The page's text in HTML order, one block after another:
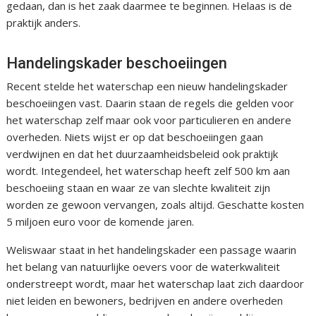
gedaan, dan is het zaak daarmee te beginnen. Helaas is de
praktijk anders.
Handelingskader beschoeiingen
Recent stelde het waterschap een nieuw handelingskader
beschoeiingen vast. Daarin staan de regels die gelden voor
het waterschap zelf maar ook voor particulieren en andere
overheden. Niets wijst er op dat beschoeiingen gaan
verdwijnen en dat het duurzaamheidsbeleid ook praktijk
wordt. Integendeel, het waterschap heeft zelf 500 km aan
beschoeiing staan en waar ze van slechte kwaliteit zijn
worden ze gewoon vervangen, zoals altijd. Geschatte kosten
5 miljoen euro voor de komende jaren.
Weliswaar staat in het handelingskader een passage waarin
het belang van natuurlijke oevers voor de waterkwaliteit
onderstreept wordt, maar het waterschap laat zich daardoor
niet leiden en bewoners, bedrijven en andere overheden